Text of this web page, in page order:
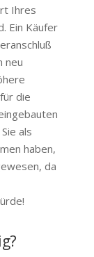
Ihres
Ein Käufer
neu
die
als
haben,
da